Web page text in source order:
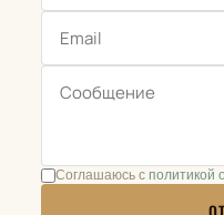
Соглашаюсь с политикой